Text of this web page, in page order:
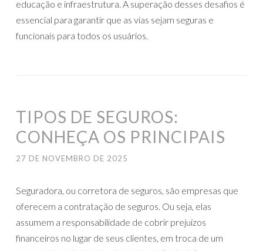
educação e infraestrutura. A superação desses desafios é
essencial para garantir que as vias sejam seguras e
funcionais para todos os usuários.
TIPOS DE SEGUROS:
CONHEÇA OS PRINCIPAIS
27 DE NOVEMBRO DE 2025
Seguradora, ou corretora de seguros, são empresas que
oferecem a contratação de seguros. Ou seja, elas
assumem a responsabilidade de cobrir prejuízos
financeiros no lugar de seus clientes, em troca de um